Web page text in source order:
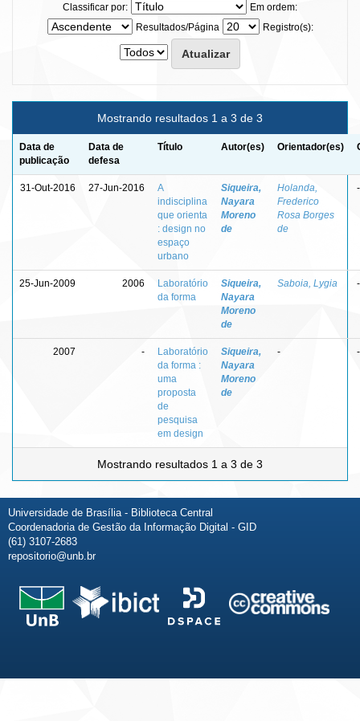
Classificar por:
Em ordem:
Resultados/Página
Registro(s):
Mostrando resultados 1 a 3 de 3
Data de
publicação
Data de
defesa
Título Autor(es) Orientador(es)
31-Out-2016 27-Jun-2016
A
indisciplina
que orienta
: design no
espaço
urbano
Siqueira,
Nayara
Moreno
de
Holanda,
Frederico
Rosa Borges
de
-
25-Jun-2009 2006
Laboratório
da forma
Siqueira,
Nayara
Moreno
de
Saboia, Lygia -
2007 -
Laboratório
da forma :
uma
proposta
de
pesquisa
em design
Siqueira,
Nayara
Moreno
de
- -
Mostrando resultados 1 a 3 de 3
Universidade de Brasília - Biblioteca Central
Coordenadoria de Gestão da Informação Digital - GID
(61) 3107-2683
repositorio@unb.br